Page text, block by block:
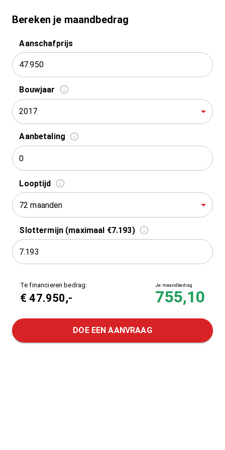
Bereken je maandbedrag
Aanschafprijs
Bouwjaar
2017
Aanbetaling
Looptijd
72 maanden
Slottermijn (maximaal €7.193)
Te financieren bedrag:
€47.950,-
Je maandbedrag
755,10
DOE EEN AANVRAAG